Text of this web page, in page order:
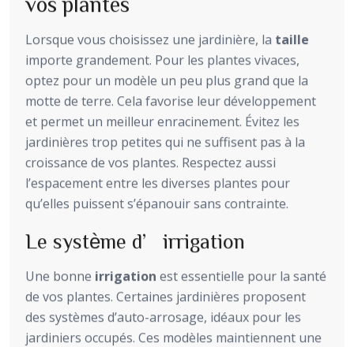
Lorsque vous choisissez une jardinière, la taille
importe grandement. Pour les plantes vivaces,
optez pour un modèle un peu plus grand que la
motte de terre. Cela favorise leur développement
et permet un meilleur enracinement. Évitez les
jardinières trop petites qui ne suffisent pas à la
croissance de vos plantes. Respectez aussi
l’espacement entre les diverses plantes pour
qu’elles puissent s’épanouir sans contrainte.
Le système d’irrigation
Une bonne irrigation est essentielle pour la santé
de vos plantes. Certaines jardinières proposent
des systèmes d’auto-arrosage, idéaux pour les
jardiniers occupés. Ces modèles maintiennent une